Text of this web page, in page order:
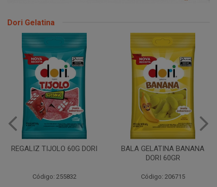
Dori Gelatina
BALA GELATINA BANANA
Código: 206715
BALA GELATINA AMORA
DORI 60GR